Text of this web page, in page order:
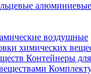
алюминиевые
воздушные
химических
Контейнеры